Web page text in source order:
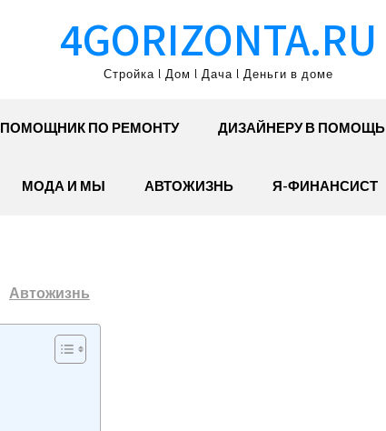
4GORIZONTA.RU
Стройка l Дом l Дача l Деньги в доме
ПОМОЩНИК ПО РЕМОНТУ ДИЗАЙНЕРУ В ПОМОЩЬ
МОДА И МЫ АВТОЖИЗНЬ Я-ФИНАНСИСТ
Автожизнь